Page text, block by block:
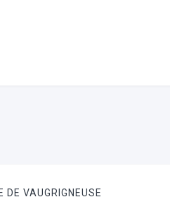
DE VAUGRIGNEUSE